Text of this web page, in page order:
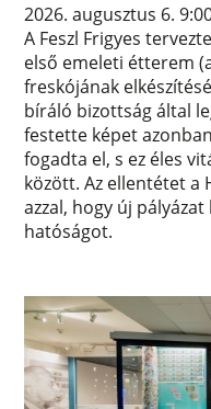
2026. augusztus 6.
A Feszl Frigyes
első emeleti étterem
freskójának
bíráló bizottság által
festette képet
fogadta el, s ez éles
között. Az ellentétet
azzal, hogy új
hatóságot.